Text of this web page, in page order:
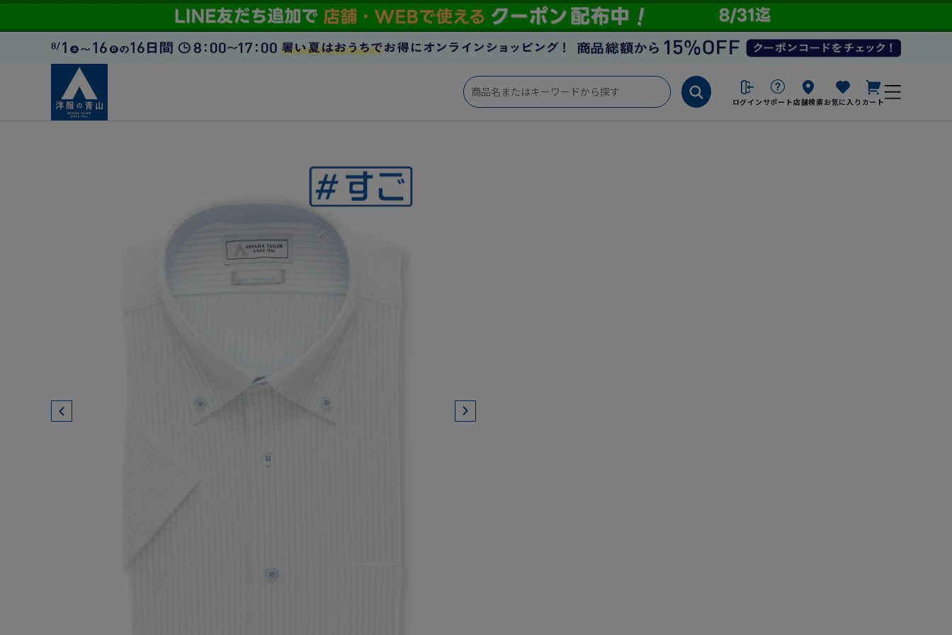
ログイン サポート店舗検索お気に入り カート